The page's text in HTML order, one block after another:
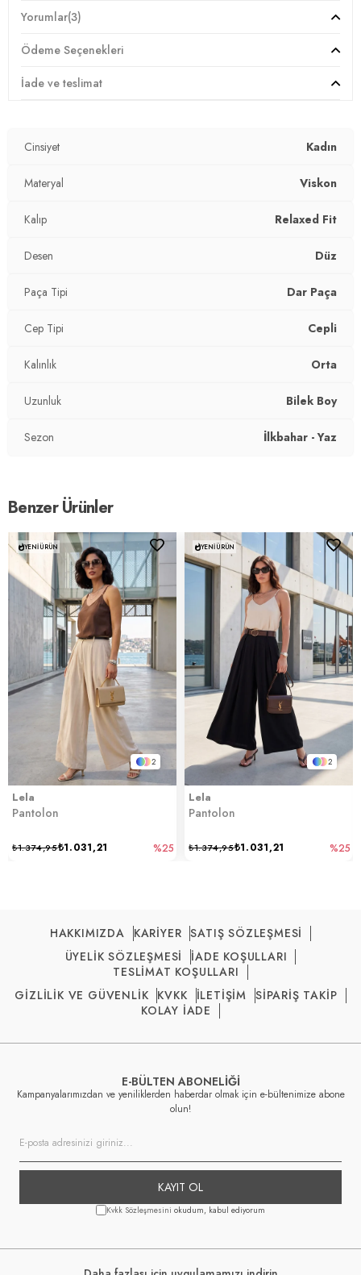
Manken Ölçüsü :
cm / Bel : 63 cm / Basen : 88 cm / Beden : S
Üretim Yeri :
Türkiye
Yorumlar(3)
Ödeme Seçenekleri
İade ve teslimat
Cinsiyet Kadın
Materyal Viskon
Kalıp Relaxed Fit
Desen Düz
Paça Tipi Dar Paça
Cep Tipi Cepli
Kalınlık Orta
Uzunluk Bilek Boy
Sezon İlkbahar - Yaz
Benzer Ürünler
2
Lela
Pantolon
₺1.031,21
₺1.374,95 %25
YENI ÜRÜN
2
Lela
Pantolon
₺1.031,21
₺1.374,95 %25
YENI ÜRÜN
HAKKIMIZDA KARİYER SATIŞ SÖZLEŞMESİ
ÜYELİK SÖZLEŞMESİ
İADE KOŞULLARI
TESLİMAT KOŞULLARI
GİZLİLİK VE GÜVENLİK KVKK İLETİŞİM
SİPARİŞ TAKİP
KOLAY İADE
E-BÜLTEN ABONELİĞİ
Kampanyalarımızdan ve yeniliklerden haberdar olmak için e-bültenimize abone
olun!
KAYIT OL
Kvkk Sözleşmesini okudum, kabul ediyorum